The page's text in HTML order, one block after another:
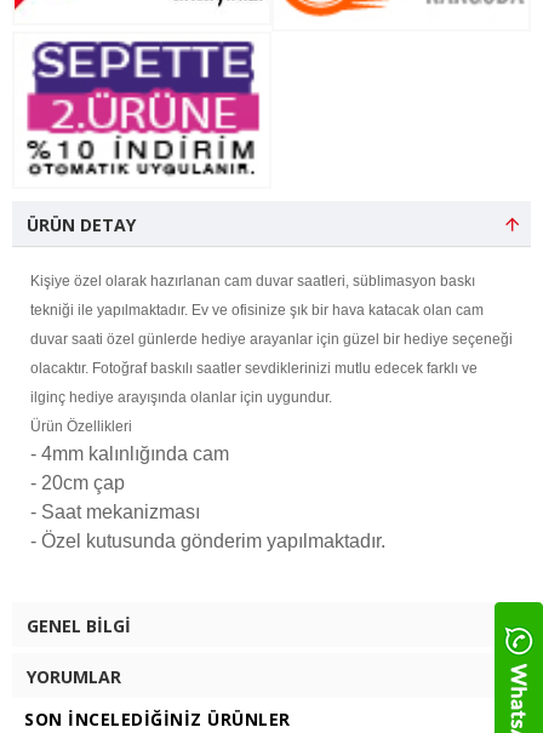
ÜRÜN DETAY
Kişiye özel olarak hazırlanan cam duvar saatleri, süblimasyon baskı
tekniği ile yapılmaktadır. Ev ve ofisinize şık bir hava katacak olan cam
duvar saati özel günlerde hediye arayanlar için güzel bir hediye seçeneği
olacaktır. Fotoğraf baskılı saatler sevdiklerinizi mutlu edecek farklı ve
ilginç hediye arayışında olanlar için uygundur.
Ürün Özellikleri
- 4mm kalınlığında cam
- 20cm çap
- Saat mekanizması
- Özel kutusunda gönderim yapılmaktadır.
GENEL BILGI
YORUMLAR
SON İNCELEDIĞINIZ ÜRÜNLER